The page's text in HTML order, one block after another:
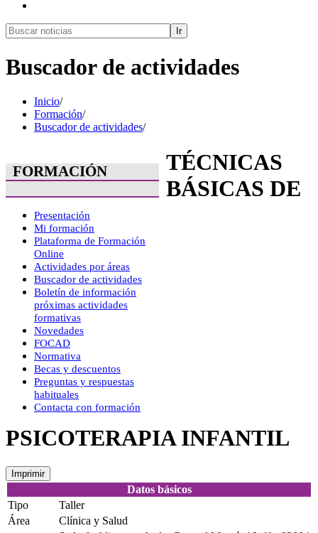
Ir
Buscador de actividades
Inicio/
Formación/
Buscador de actividades/
FORMACIÓN
Presentación
Mi formación
Plataforma de Formación
Online
Actividades por áreas
Buscador de actividades
Boletín de información
próximas actividades
formativas
Novedades
FOCAD
Normativa
Becas y descuentos
Preguntas y respuestas
habituales
Contacta con formación
TÉCNICAS
BÁSICAS DE
PSICOTERAPIA INFANTIL
Imprimir
Datos básicos
Tipo
Taller
Área
Clínica y Salud